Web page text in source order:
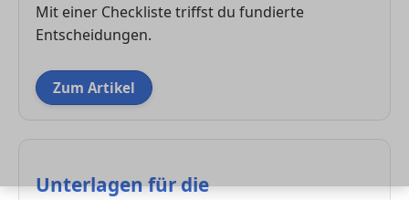
Mit einer Checkliste triffst du fundierte
Entscheidungen.
Zum Artikel
Unterlagen für die